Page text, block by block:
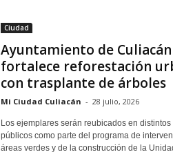
Ciudad
Ayuntamiento de Culiacán
fortalece reforestación
con trasplante de árboles
Mi Ciudad Culiacán - 28 julio, 2026
Los ejemplares serán reubicados en
públicos como parte del programa de
áreas verdes y de la construcción de la